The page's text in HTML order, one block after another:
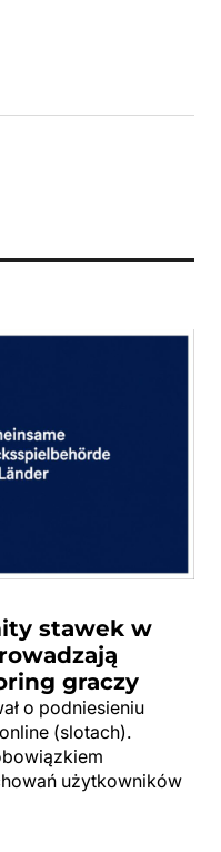
stawek w
graczy
o podniesieniu
(slotach).
użytkowników